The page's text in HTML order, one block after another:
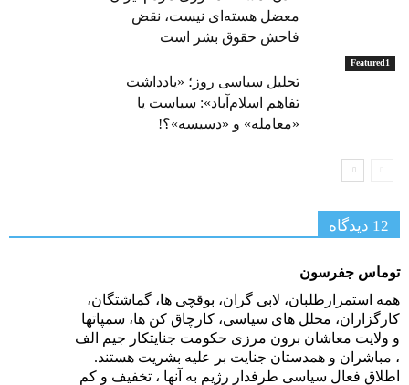
معضل هسته‌ای نیست، نقض
فاحش حقوق بشر است
Featured1
تحلیل سیاسی روز؛ «یادداشت
تفاهم اسلام‌آباد»: سیاست یا
«معامله» و «دسیسه»؟!
12 دیدگاه‌
توماس جفرسون
همه استمرارطلبان، لابی گران، بوقچی ها، گماشتگان،
کارگزاران، محلل های سیاسی، کارچاق کن ها، سمپاتها
و ولایت معاشان برون مرزی حکومت جنایتکار جیم الف
، مباشران و همدستان جنایت بر علیه بشریت هستند.
اطلاق فعال سیاسی طرفدار رژیم به آنها ، تخفیف و کم